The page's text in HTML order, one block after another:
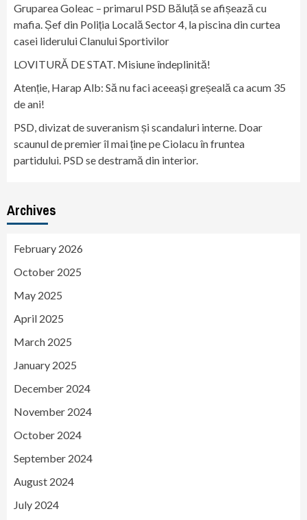
Gruparea Goleac – primarul PSD Băluță se afișează cu
mafia. Șef din Poliția Locală Sector 4, la piscina din curtea
casei liderului Clanului Sportivilor
LOVITURĂ DE STAT. Misiune îndeplinită!
Atenție, Harap Alb: Să nu faci aceeași greșeală ca acum 35
de ani!
PSD, divizat de suveranism și scandaluri interne. Doar
scaunul de premier îl mai ține pe Ciolacu în fruntea
partidului. PSD se destramă din interior.
Archives
February 2026
October 2025
May 2025
April 2025
March 2025
January 2025
December 2024
November 2024
October 2024
September 2024
August 2024
July 2024